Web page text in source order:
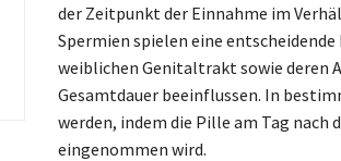
der Zeitpunkt der Einnahme im
Spermien spielen eine
weiblichen Genitaltrakt sowie deren
Gesamtdauer beeinflussen. In
werden, indem die Pille am Tag
eingenommen wird.